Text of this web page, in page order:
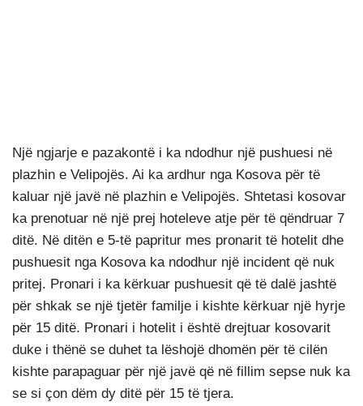
Një ngjarje e pazakontë i ka ndodhur një pushuesi në
plazhin e Velipojës. Ai ka ardhur nga Kosova për të
kaluar një javë në plazhin e Velipojës. Shtetasi kosovar
ka prenotuar në një prej hoteleve atje për të qëndruar 7
ditë. Në ditën e 5-të papritur mes pronarit të hotelit dhe
pushuesit nga Kosova ka ndodhur një incident që nuk
pritej. Pronari i ka kërkuar pushuesit që të dalë jashtë
për shkak se një tjetër familje i kishte kërkuar një hyrje
për 15 ditë. Pronari i hotelit i është drejtuar kosovarit
duke i thënë se duhet ta lëshojë dhomën për të cilën
kishte parapaguar për një javë që në fillim sepse nuk ka
se si çon dëm dy ditë për 15 të tjera.